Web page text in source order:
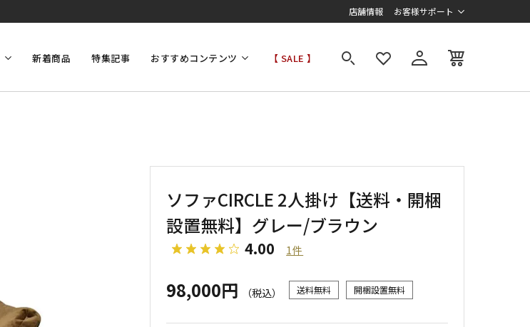
店舗情報 お客様サポート
新着商品 特集記事 おすすめコンテンツ 【 SALE 】
ソファCIRCLE 2人掛け【送料・開梱
設置無料】グレー/ブラウン
4.00 1件
98,000円 （税込） 送料無料 開梱設置無料